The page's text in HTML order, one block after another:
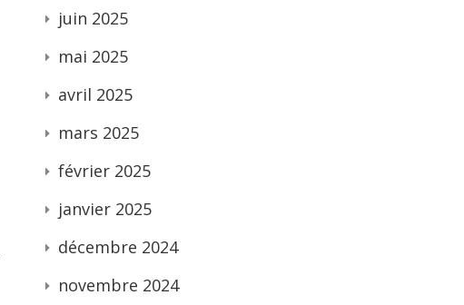
juin 2025
mai 2025
avril 2025
mars 2025
février 2025
janvier 2025
décembre 2024
novembre 2024